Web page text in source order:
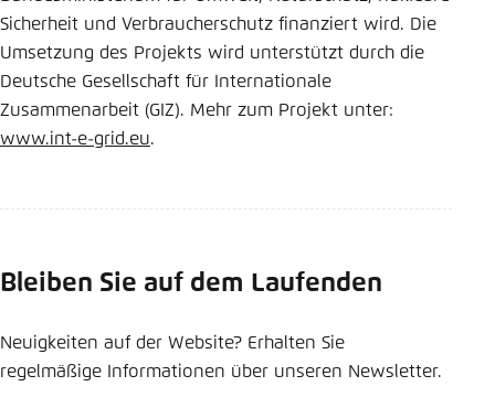
Sicherheit und Verbraucherschutz finanziert wird. Die
Umsetzung des Projekts wird unterstützt durch die
Deutsche Gesellschaft für Internationale
Zusammenarbeit (GIZ). Mehr zum Projekt unter:
www.int-e-grid.eu.
Bleiben Sie auf dem Laufenden
Neuigkeiten auf der Website? Erhalten Sie
regelmäßige Informationen über unseren Newsletter.